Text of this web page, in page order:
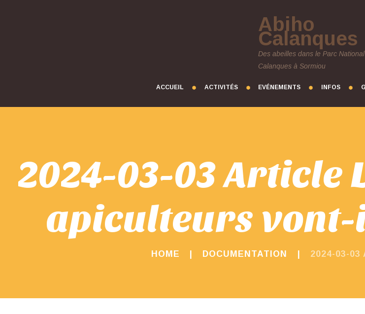
Abiho
Calanques
Des abeilles dans le Parc
Calanques à Sormiou
ACCUEIL ACTIVITÉS EVÉNEMENTS INFOS
2024-03-03 Article
apiculteurs vont-
HOME DOCUMENTATION 2024-03-03